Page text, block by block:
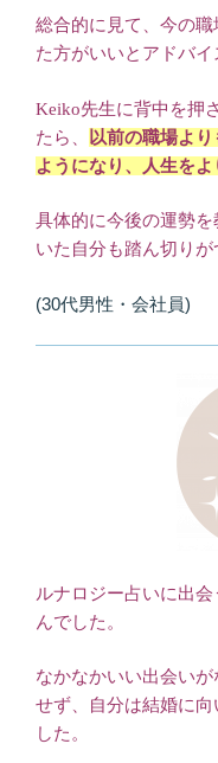
総合的に見て、今の
た方がいいとアドバイ
Keiko先生に背中を押
たら、
以前の職場よ
ようになり、人生をよ
具体的に今後の運勢
いた自分も踏ん切りが
(30代男性・会社員)
ルナロジー占いに出
んでした。
なかなかいい出会い
せず、自分は結婚に
した。